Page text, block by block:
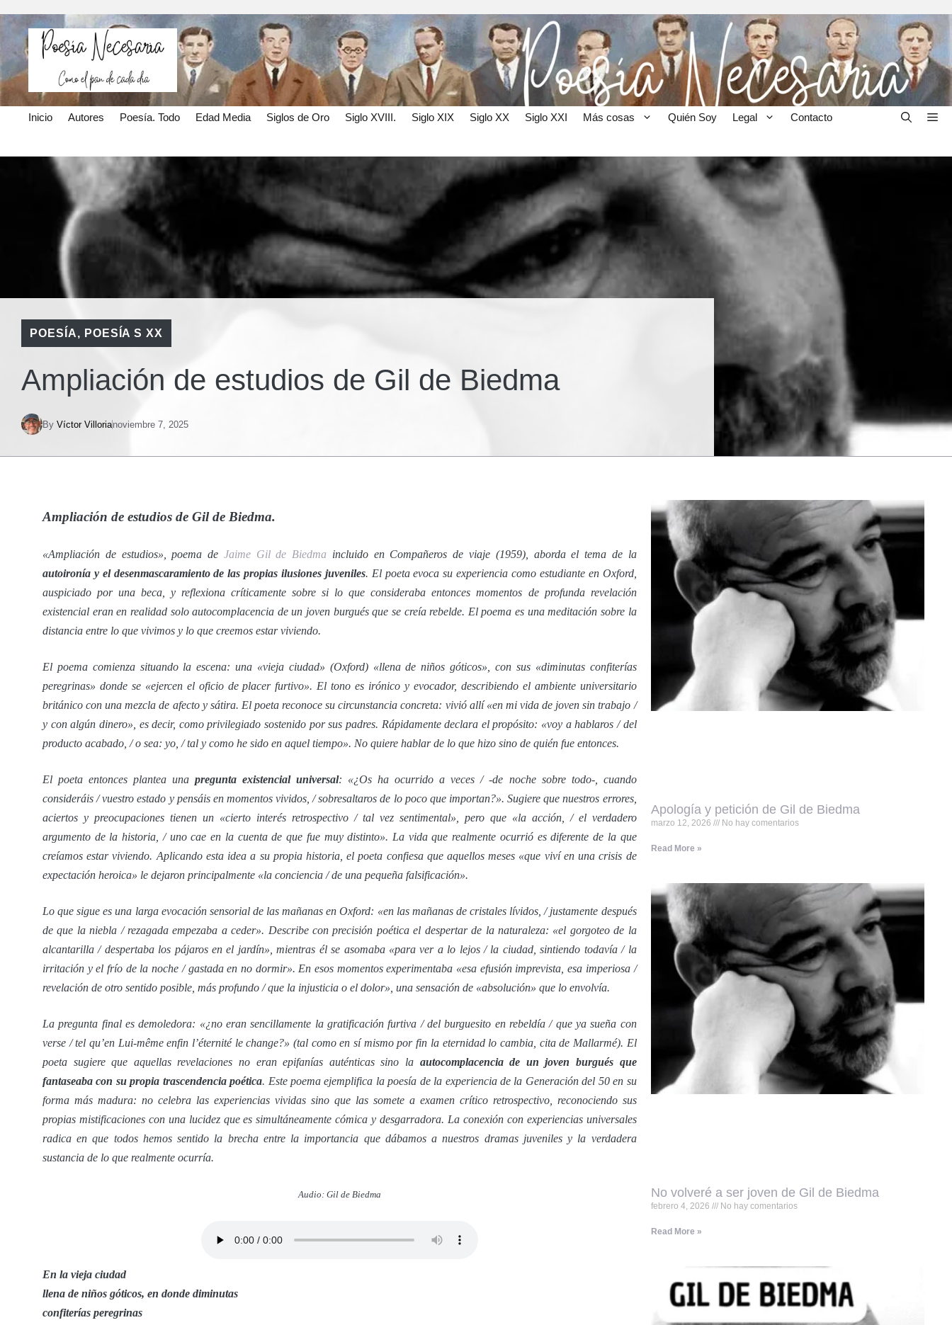
Inicio Autores Poesía. Todo Edad Media Siglos de Oro Siglo XVIII. Siglo XIX Siglo XX Siglo XXI Más cosas Quién Soy Legal Contacto
POESÍA, POESÍA S XX
Ampliación de estudios de Gil de Biedma
By Víctor Villorianoviembre 7, 2025
Ampliación de estudios de Gil de Biedma.
«Ampliación de estudios», poema de Jaime Gil de Biedma incluido en Compañeros de viaje (1959), aborda el tema de la
autoironía y el desenmascaramiento de las propias ilusiones juveniles. El poeta evoca su experiencia como estudiante en Oxford,
auspiciado por una beca, y reflexiona críticamente sobre si lo que consideraba entonces momentos de profunda revelación
existencial eran en realidad solo autocomplacencia de un joven burgués que se creía rebelde. El poema es una meditación sobre la
distancia entre lo que vivimos y lo que creemos estar viviendo.
El poema comienza situando la escena: una «vieja ciudad» (Oxford) «llena de niños góticos», con sus «diminutas confiterías
peregrinas» donde se «ejercen el oficio de placer furtivo». El tono es irónico y evocador, describiendo el ambiente universitario
británico con una mezcla de afecto y sátira. El poeta reconoce su circunstancia concreta: vivió allí «en mi vida de joven sin trabajo /
y con algún dinero», es decir, como privilegiado sostenido por sus padres. Rápidamente declara el propósito: «voy a hablaros / del
producto acabado, / o sea: yo, / tal y como he sido en aquel tiempo». No quiere hablar de lo que hizo sino de quién fue entonces.
El poeta entonces plantea unapregunta existencial universal: «¿Os ha ocurrido a veces / -de noche sobre todo-, cuando
consideráis / vuestro estado y pensáis en momentos vividos, / sobresaltaros de lo poco que importan?». Sugiere que nuestros errores,
aciertos y preocupaciones tienen un «cierto interés retrospectivo / tal vez sentimental», pero que «la acción, / el verdadero
argumento de la historia, / uno cae en la cuenta de que fue muy distinto». La vida que realmente ocurrió es diferente de la que
creíamos estar viviendo. Aplicando esta idea a su propia historia, el poeta confiesa que aquellos meses «que viví en una crisis de
expectación heroica» le dejaron principalmente «la conciencia / de una pequeña falsificación».
Lo que sigue es una larga evocación sensorial de las mañanas en Oxford: «en las mañanas de cristales lívidos, / justamente después
de que la niebla / rezagada empezaba a ceder». Describe con precisión poética el despertar de la naturaleza: «el gorgoteo de la
alcantarilla / despertaba los pájaros en el jardín», mientras él se asomaba «para ver a lo lejos / la ciudad, sintiendo todavía / la
irritación y el frío de la noche / gastada en no dormir». En esos momentos experimentaba «esa efusión imprevista, esa imperiosa /
revelación de otro sentido posible, más profundo / que la injusticia o el dolor», una sensación de «absolución» que lo envolvía.
La pregunta final es demoledora: «¿no eran sencillamente la gratificación furtiva / del burguesito en rebeldía / que ya sueña con
verse / tel qu’en Lui-même enfin l’éternité le change?» (tal como en sí mismo por fin la eternidad lo cambia, cita de Mallarmé). El
poeta sugiere que aquellas revelaciones no eran epifanías auténticas sino la autocomplacencia de un joven burgués que
fantaseaba con su propia trascendencia poética. Este poema ejemplifica la poesía de la experiencia de la Generación del 50 en su
forma más madura: no celebra las experiencias vividas sino que las somete a examen crítico retrospectivo, reconociendo sus
propias mistificaciones con una lucidez que es simultáneamente cómica y desgarradora. La conexión con experiencias universales
radica en que todos hemos sentido la brecha entre la importancia que dábamos a nuestros dramas juveniles y la verdadera
sustancia de lo que realmente ocurría.
Audio: Gil de Biedma
En la vieja ciudad
llena de niños góticos, en donde diminutas
confiterías peregrinas
Apología y petición de Gil de Biedma
marzo 12, 2026 No hay comentarios
Read More »
No volveré a ser joven de Gil de Biedma
febrero 4, 2026 No hay comentarios
Read More »